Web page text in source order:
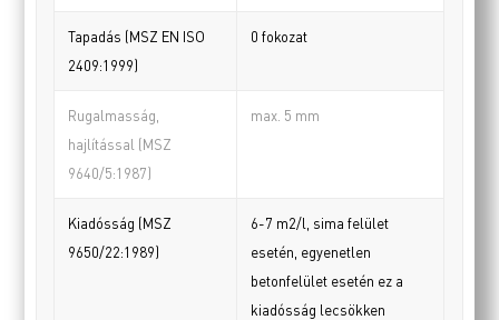
Tapadás (MSZ EN ISO
2409:1999)
0 fokozat
Rugalmasság,
hajlítással (MSZ
9640/5:1987)
max. 5 mm
Kiadósság (MSZ
9650/22:1989)
6-7 m2/l, sima felület
esetén, egyenetlen
betonfelület esetén ez a
kiadósság lecsökken